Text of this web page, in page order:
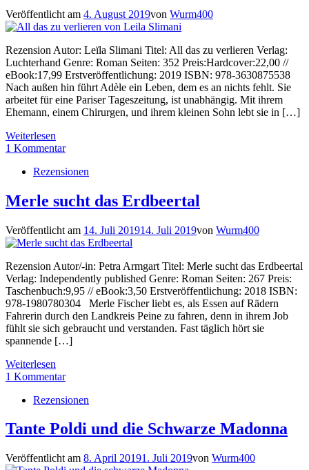
Veröffentlicht am 4. August 2019von Wurm400
Rezension Autor: Leïla Slimani Titel: All das zu verlieren Verlag:
Luchterhand Genre: Roman Seiten: 352 Preis:Hardcover:22,00 //
eBook:17,99 Erstveröffentlichung: 2019 ISBN: 978-3630875538
Nach außen hin führt Adèle ein Leben, dem es an nichts fehlt. Sie
arbeitet für eine Pariser Tageszeitung, ist unabhängig. Mit ihrem
Ehemann, einem Chirurgen, und ihrem kleinen Sohn lebt sie in […]
Weiterlesen
1 Kommentar
Rezensionen
Merle sucht das Erdbeertal
Veröffentlicht am 14. Juli 201914. Juli 2019von Wurm400
Rezension Autor/-in: Petra Armgart Titel: Merle sucht das Erdbeertal
Verlag: Independently published Genre: Roman Seiten: 267 Preis:
Taschenbuch:9,95 // eBook:3,50 Erstveröffentlichung: 2018 ISBN:
978-1980780304 Merle Fischer liebt es, als Essen auf Rädern
Fahrerin durch den Landkreis Peine zu fahren, denn in ihrem Job
fühlt sie sich gebraucht und verstanden. Fast täglich hört sie
spannende […]
Weiterlesen
1 Kommentar
Rezensionen
Tante Poldi und die Schwarze Madonna
Veröffentlicht am 8. April 20191. Juli 2019von Wurm400